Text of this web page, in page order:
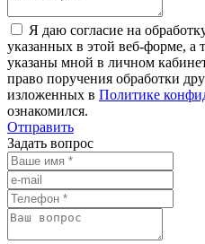
Я даю согласие на
указанных в этой веб-форме, а
указаны мной в личном
право поручения обработки
изложенных в Политике
ознакомился.
Отправить
Задать вопрос